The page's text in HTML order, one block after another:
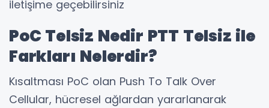
iletişime geçebilirsiniz
PoC Telsiz Nedir PTT Telsiz ile
Farkları Nelerdir?
Kısaltması PoC olan Push To Talk Over
Cellular, hücresel ağlardan yararlanarak